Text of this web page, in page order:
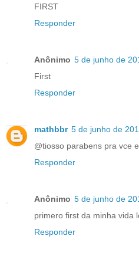
FIRST
Responder
Anônimo 5 de junho de
First
Responder
mathbbr 5 de junho de
@tiosso parabens pra vce
Responder
Anônimo 5 de junho de
primero first da minha vida
Responder